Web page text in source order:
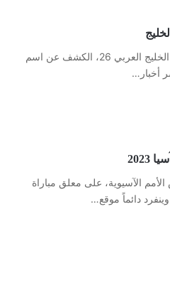
يترقب الجمهور المتابع لمنافسات بطولة كأس الخليج العربي 26، الكشف عن اسم
أخبار…
الآسيوية، على معلق مباراة
دائماً موقع…